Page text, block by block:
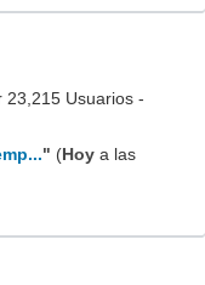
23,215 Usuarios -
" (Hoy a las